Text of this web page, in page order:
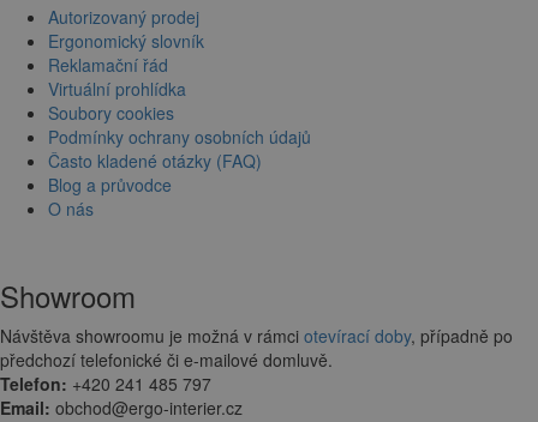
Autorizovaný prodej
Ergonomický slovník
Reklamační řád
Virtuální prohlídka
Soubory cookies
Podmínky ochrany osobních údajů
Často kladené otázky (FAQ)
Blog a průvodce
O nás
Showroom
Návštěva showroomu je možná v rámci otevírací doby, případně po
předchozí telefonické či e-mailové domluvě.
Telefon: +420 241 485 797
Email: obchod@ergo-interier.cz